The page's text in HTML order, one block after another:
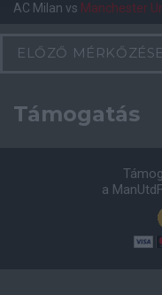
AC Milan vs Manchester
ELŐZŐ
Támogatás
a